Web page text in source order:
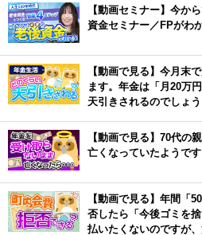
【動画セミナー】今か
資金セミナー／FPがわ
【動画で見る】今月末
ます。年金は「月20万
天引きされるのでしょう
【動画で見る】70代の
亡くなっていたようで
【動画で見る】年間「
否したら「今後ゴミを
払いたくないのですが